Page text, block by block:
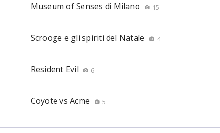
Museum of Senses di Milano 15
Scrooge e gli spiriti del Natale 4
Resident Evil 6
Coyote vs Acme 5